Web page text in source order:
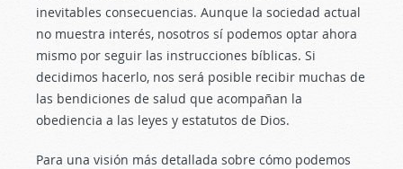
inevitables consecuencias. Aunque la sociedad actual
no muestra interés, nosotros sí podemos optar ahora
mismo por seguir las instrucciones bíblicas. Si
decidimos hacerlo, nos será posible recibir muchas de
las bendiciones de salud que acompañan la
obediencia a las leyes y estatutos de Dios.
Para una visión más detallada sobre cómo podemos